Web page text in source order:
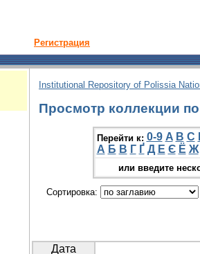
Регистрация
Institutional Repository of Polissia
Просмотр коллекции
Перейти к: 0-9 A B C
А Б В Г Ґ Д Е Є Ё Ж
или введите
Сортировка:
Дата